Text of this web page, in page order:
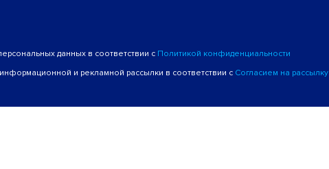
данных в соответствии с Политикой конфиденциальности
и рекламной рассылки в соответствии с Согласием на рассылку